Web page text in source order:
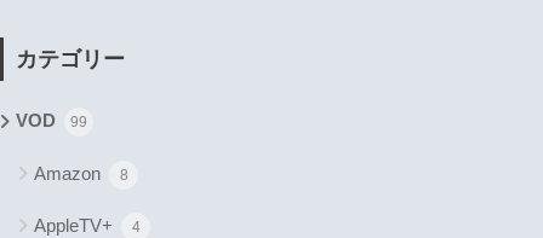
カテゴリー
VOD 99
Amazon 8
AppleTV+ 4